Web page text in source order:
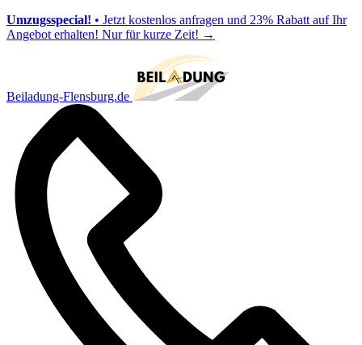
Umzugsspecial! • Jetzt kostenlos anfragen und 23% Rabatt auf Ihr
Angebot erhalten! Nur für kurze Zeit! →
Beiladung-Flensburg.de